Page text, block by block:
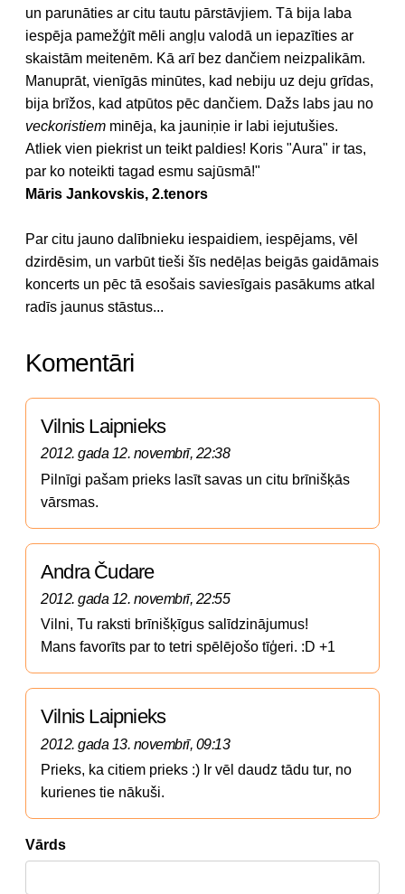
un parunāties ar citu tautu pārstāvjiem. Tā bija laba
iespēja pamežģīt mēli angļu valodā un iepazīties ar
skaistām meitenēm. Kā arī bez dančiem neizpalikām.
Manuprāt, vienīgās minūtes, kad nebiju uz deju grīdas,
bija brīžos, kad atpūtos pēc dančiem. Dažs labs jau no
veckoristiem minēja, ka jauniņie ir labi iejutušies.
Atliek vien piekrist un teikt paldies! Koris "Aura" ir tas,
par ko noteikti tagad esmu sajūsmā!"
Māris Jankovskis, 2.tenors
Par citu jauno dalībnieku iespaidiem, iespējams, vēl
dzirdēsim, un varbūt tieši šīs nedēļas beigās gaidāmais
koncerts un pēc tā esošais saviesīgais pasākums atkal
radīs jaunus stāstus...
Komentāri
Vilnis Laipnieks
2012. gada 12. novembrī, 22:38
Pilnīgi pašam prieks lasīt savas un citu brīnišķās
vārsmas.
Andra Čudare
2012. gada 12. novembrī, 22:55
Vilni, Tu raksti brīnišķīgus salīdzinājumus!
Mans favorīts par to tetri spēlējošo tīģeri. :D +1
Vilnis Laipnieks
2012. gada 13. novembrī, 09:13
Prieks, ka citiem prieks :) Ir vēl daudz tādu tur, no
kurienes tie nākuši.
Vārds